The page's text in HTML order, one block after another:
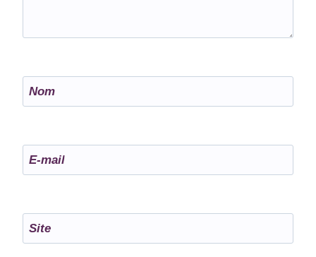
Nom
E-mail
Site